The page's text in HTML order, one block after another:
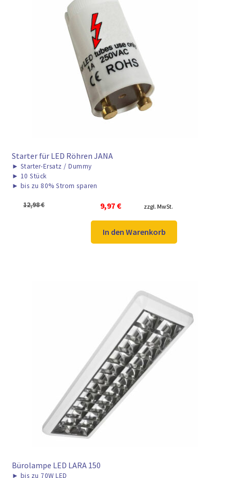
Starter für LED Röhren JANA
► Starter-Ersatz / Dummy
► 10 Stück
► bis zu 80% Strom sparen
12,98€
Ursprünglicher
Preis
war:
12,98 €
9,97 €
Aktueller
Preis
ist:
9,97 €.
zzgl. MwSt.
In den Warenkorb
Bürolampe LED LARA 150
► bis zu 70W LED